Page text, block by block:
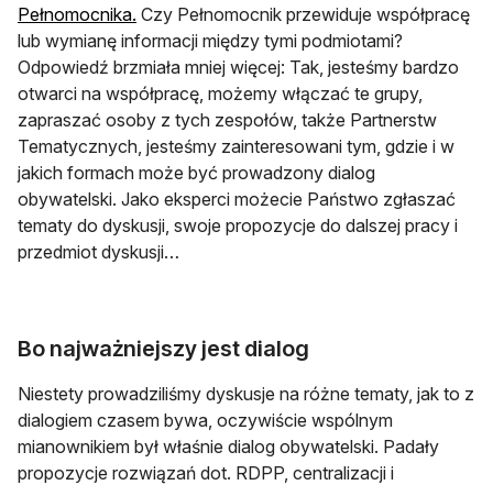
Pełnomocnika. Czy Pełnomocnik przewiduje współpracę
lub wymianę informacji między tymi podmiotami?
Odpowiedź brzmiała mniej więcej: Tak, jesteśmy bardzo
otwarci na współpracę, możemy włączać te grupy,
zapraszać osoby z tych zespołów, także Partnerstw
Tematycznych, jesteśmy zainteresowani tym, gdzie i w
jakich formach może być prowadzony dialog
obywatelski. Jako eksperci możecie Państwo zgłaszać
tematy do dyskusji, swoje propozycje do dalszej pracy i
przedmiot dyskusji…
Bo najważniejszy jest dialog
Niestety prowadziliśmy dyskusje na różne tematy, jak to z
dialogiem czasem bywa, oczywiście wspólnym
mianownikiem był właśnie dialog obywatelski. Padały
propozycje rozwiązań dot. RDPP, centralizacji i